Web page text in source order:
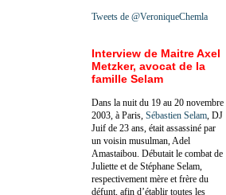
Tweets de @VeroniqueChemla
Interview de Maitre Axel
Metzker, avocat de la
famille Selam
Dans la nuit du 19 au 20 novembre
2003, à Paris, Sébastien Selam , DJ
Juif de 23 ans, était assassiné par
un voisin musulman, Adel
Amastaibou. Débutait le combat de
Juliette et de Stéphane Selam,
respectivement mère et frère du
défunt, afin d’établir toutes les